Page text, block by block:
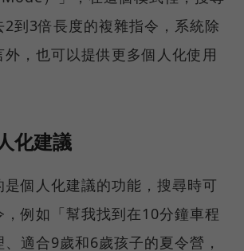
到3倍長度的複雜指令，系統除
，也可以提供更多個人化使用
化建議
個人化建議的功能，搜尋時可
，例如「幫我找到在10分鐘車程
適合9歲和6歲孩子的夏令營，